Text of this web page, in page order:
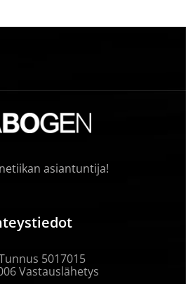
asiantuntija!
5017015
Vastauslähetys